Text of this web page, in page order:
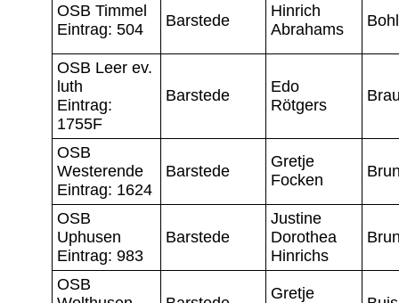
OSB Timmel
Eintrag: 504
Barstede
Hinrich
Abrahams
OSB Leer ev.
luth
Eintrag:
1755F
Barstede
Edo
Rötgers
OSB
Westerende
Eintrag: 1624
Barstede
Gretje
Focken
OSB
Uphusen
Eintrag: 983
Barstede
Justine
Dorothea
Hinrichs
OSB
Gretje